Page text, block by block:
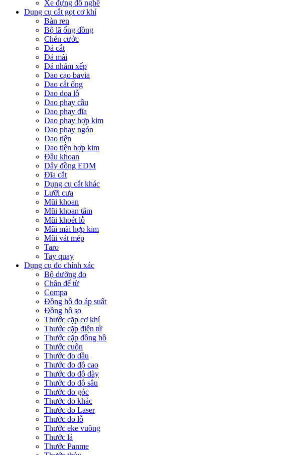
Xe đựng đồ nghề
Dụng cụ cắt gọt cơ khí
Bàn ren
Bộ lã ống đồng
Chén cước
Đá cắt
Đá mài
Đá nhám xếp
Dao cạo bavia
Dao cắt ống
Dao doa lỗ
Dao phay cầu
Dao phay đĩa
Dao phay hợp kim
Dao phay ngón
Dao tiện
Dao tiện hợp kim
Đầu khoan
Dây đồng EDM
Đĩa cắt
Dụng cụ cắt khác
Lưỡi cưa
Mũi khoan
Mũi khoan tâm
Mũi khoét lỗ
Mũi mài hợp kim
Mũi vát mép
Taro
Tay quay
Dụng cụ đo chính xác
Bộ dưỡng đo
Chân đế từ
Compa
Đồng hồ đo áp suất
Đồng hồ so
Thước cặp cơ khí
Thước cặp điện tử
Thước cặp đồng hồ
Thước cuộn
Thước đo dầu
Thước đo độ cao
Thước đo độ dày
Thước đo độ sâu
Thước đo góc
Thước đo khác
Thước đo Laser
Thước đo lỗ
Thước eke vuông
Thước lá
Thước Panme